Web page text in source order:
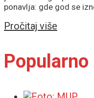
ponavlja: gde god se
Pročitaj više
Popularno